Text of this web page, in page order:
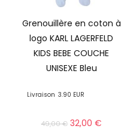
Grenouillère en coton à
logo KARL LAGERFELD
KIDS BEBE COUCHE
UNISEXE Bleu
Livraison 3.90 EUR
49,00€ 32,00€